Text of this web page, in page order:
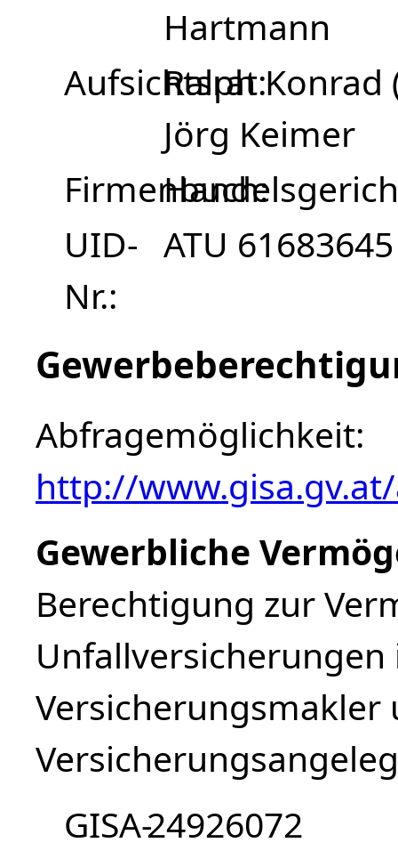
Hartmann
AufsichtsratRalph Konrad
Jörg Keimer
Firmenbuch
UID-
Nr.
ATU 61683645
Abfragemöglichkeit:
http://
Gewerbliche
Berechtigung zur
Versicherungsmakler
GISA-24926072